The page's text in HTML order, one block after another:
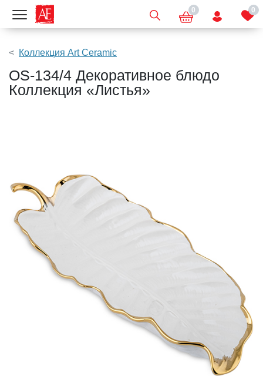
Показать меню 0 0
Коллекция Art Ceramic
OS-134/4 Декоративное блюдо
Коллекция «Листья»